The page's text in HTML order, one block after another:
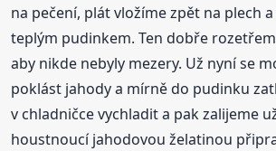
na pečení, plát vložíme zpět na plech
teplým pudinkem. Ten dobře
aby nikde nebyly mezery. Už nyní se
poklást jahody a mírně do pudinku
v chladničce vychladit a pak zalijeme
houstnoucí jahodovou želatinou